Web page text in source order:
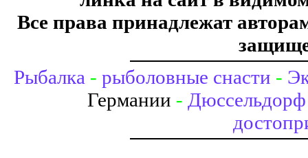
Все права принадлежат
Рыбалка - рыболовные снасти -
Германии - Дюссельдорф